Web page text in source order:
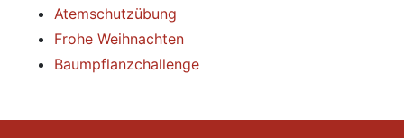
Atemschutzübung
Frohe Weihnachten
Baumpflanzchallenge